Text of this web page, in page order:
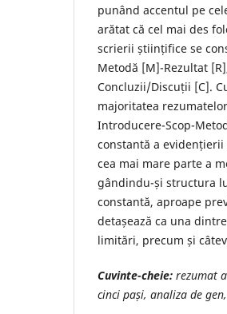
punând accentul pe
arătat că cel mai des
scrierii științifice se
Metodă [M]-Rezultat
Concluzii/Discuții [C].
majoritatea
Introducere-Scop-
constantă a
cea mai mare parte a
gândindu-și structura
constantă, aproape
detașează ca una
limitări, precum și
Cuvinte-cheie: rezumat
cinci pași, analiza de